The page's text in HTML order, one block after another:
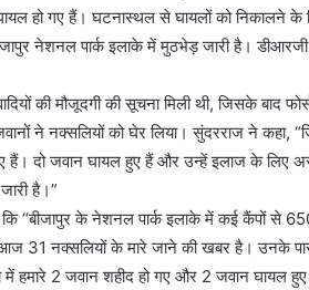
घायल हो गए हैं। घटनास्थल से घायलों को निकालने
नेशनल पार्क इलाके में मुठभेड़ जारी है।
की मौजूदगी की सूचना मिली थी, जिसके बाद
ने नक्सलियों को घेर लिया। सुंदरराज ने कहा,
हैं। दो जवान घायल हुए हैं और उन्हें इलाज के लिए
है।”
“बीजापुर के नेशनल पार्क इलाके में कई कैंपों से
31 नक्सलियों के मारे जाने की खबर है। उनके
हमारे 2 जवान शहीद हो गए और 2 जवान घायल हुए